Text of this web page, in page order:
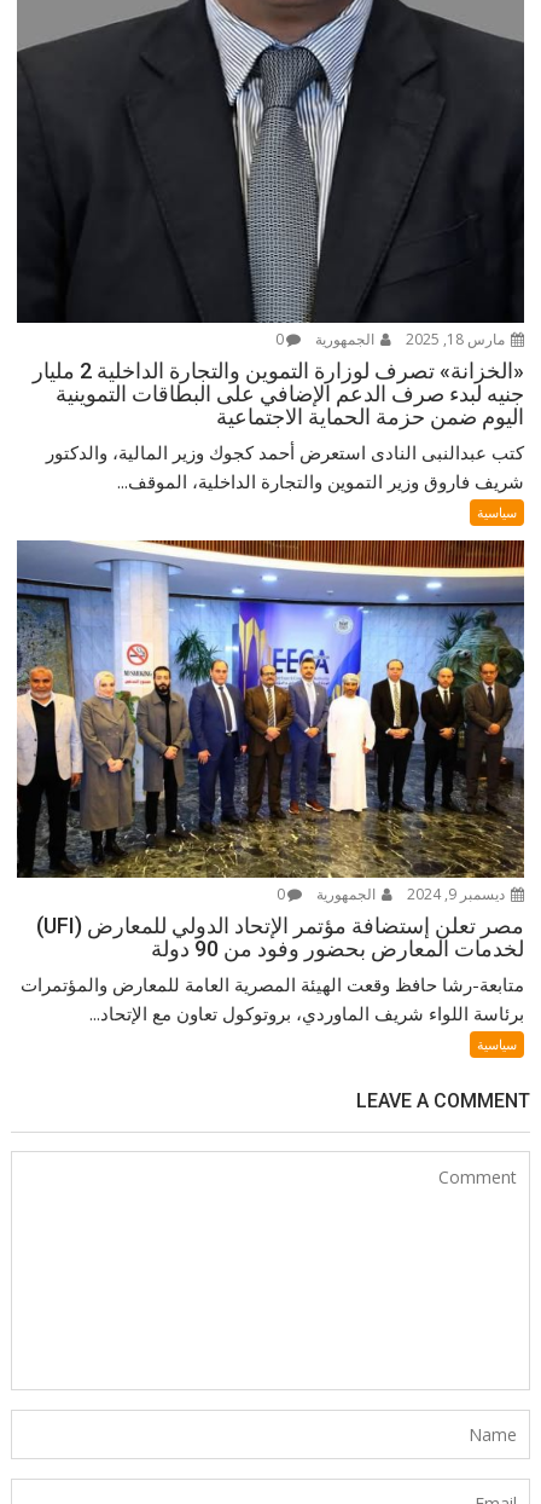
مارس 18, 2025 الجمهورية 0
«الخزانة» تصرف لوزارة التموين والتجارة الداخلية 2 مليار
جنيه لبدء صرف الدعم الإضافي على البطاقات التموينية
اليوم ضمن حزمة الحماية الاجتماعية
كتب عبدالنبى النادى استعرض أحمد كجوك وزير المالية، والدكتور
شريف فاروق وزير التموين والتجارة الداخلية، الموقف...
سياسية
ديسمبر 9, 2024 الجمهورية 0
مصر تعلن إستضافة مؤتمر الإتحاد الدولي للمعارض (UFI)
لخدمات المعارض بحضور وفود من 90 دولة
متابعة-رشا حافظ وقعت الهيئة المصرية العامة للمعارض والمؤتمرات
برئاسة اللواء شريف الماوردي، بروتوكول تعاون مع الإتحاد...
سياسية
LEAVE A COMMENT